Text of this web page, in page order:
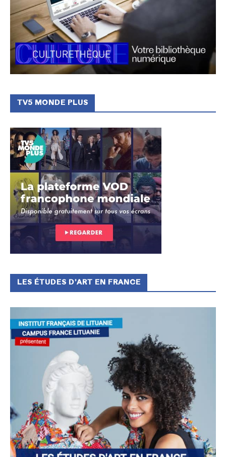
TV5 MONDE PLUS
LES ÉTUDES D’ART EN FRANCE